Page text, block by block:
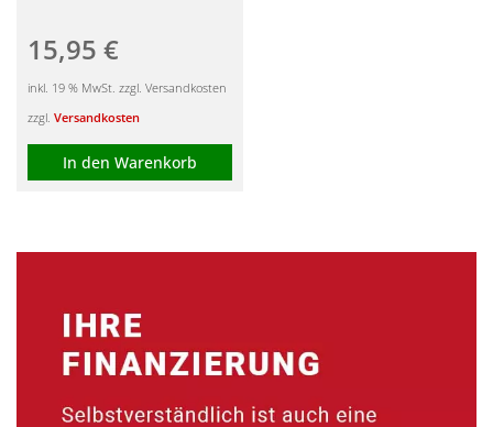
15,95 €
inkl. 19 % MwSt. zzgl. Versandkosten
zzgl. Versandkosten
In den Warenkorb